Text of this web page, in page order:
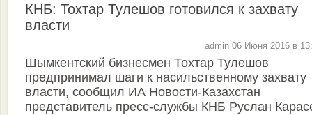
КНБ: Тохтар Тулешов готовился к захвату
власти
admin 06 Июня 2016 в
Шымкентский бизнесмен Тохтар Тулешов
предпринимал шаги к насильственному захвату
власти, сообщил ИА Новости-Казахстан
представитель пресс-службы КНБ Руслан